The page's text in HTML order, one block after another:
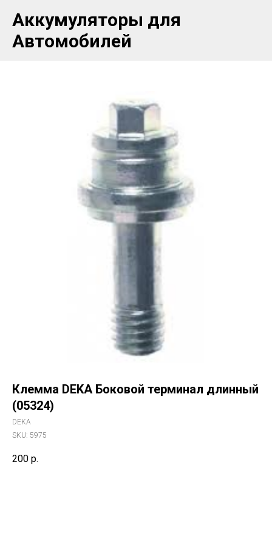
Аккумуляторы для
Автомобилей
Клемма DEKA Боковой терминал длинный
(05324)
DEKA
SKU: 5975
200 р.